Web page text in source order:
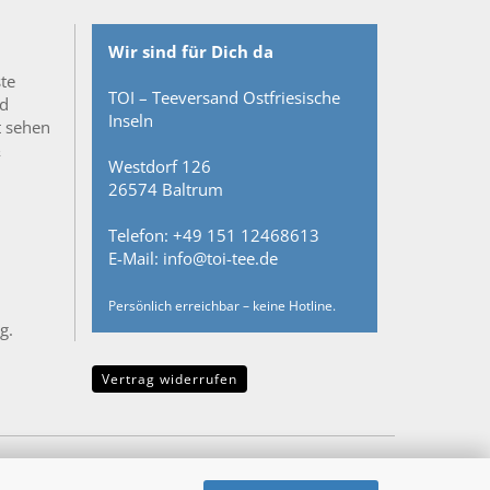
Wir sind für Dich da
TOI – Teeversand Ostfriesische
Inseln
Westdorf 126
26574 Baltrum
Telefon: +49 151 12468613
E-Mail: info@toi-tee.de
Persönlich erreichbar – keine Hotline.
Vertrag widerrufen